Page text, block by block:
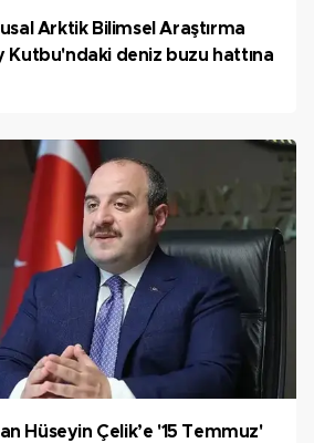
Arktik Bilimsel Araştırma
Kutbu'ndaki deniz buzu hattına
Hüseyin Çelik’e '15 Temmuz'